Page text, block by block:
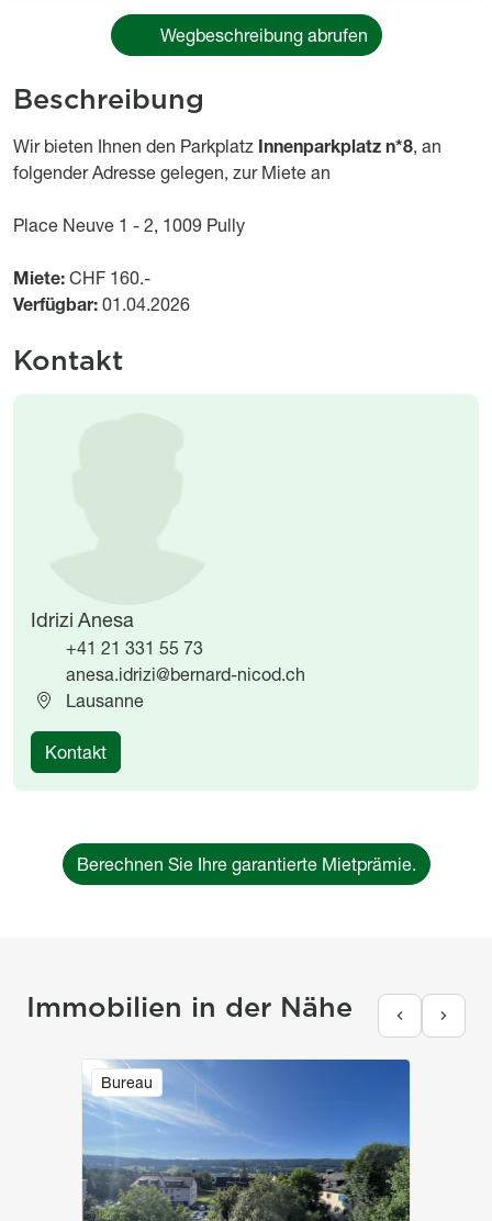
Wegbeschreibung abrufen
Beschreibung
Object description
Wir bieten Ihnen den Parkplatz Innenparkplatz n*8, an
folgender Adresse gelegen, zur Miete an
Place Neuve 1 - 2, 1009 Pully
Miete: CHF 160.-
Verfügbar: 01.04.2026
Kontakt
Idrizi Anesa
+41 21 331 55 73
anesa.idrizi@bernard-nicod.ch
Lausanne
Kontakt
Berechnen Sie Ihre garantierte Mietprämie.
Immobilien in der Nähe
Bureau
Image